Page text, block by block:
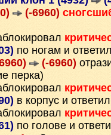
(-6960)
по ногам и
(-6960)
перка)
в корпус и
по голове и